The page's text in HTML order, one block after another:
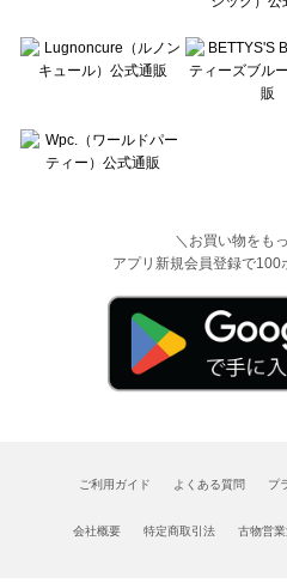
＼お買い物をも
アプリ新規会員登録で100
ご利用ガイド よくある質問 プ
会社概要 特定商取引法 古物営